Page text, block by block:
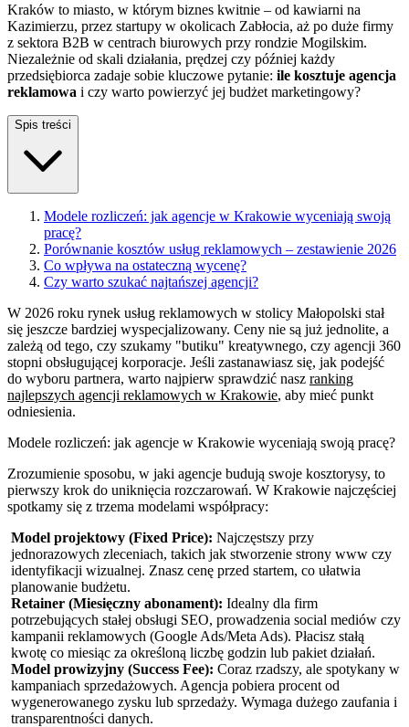
Kraków to miasto, w którym biznes kwitnie – od kawiarni na
Kazimierzu, przez startupy w okolicach Zabłocia, aż po duże firmy
z sektora B2B w centrach biurowych przy rondzie Mogilskim.
Niezależnie od skali działania, prędzej czy później każdy
przedsiębiorca zadaje sobie kluczowe pytanie: ile kosztuje agencja
reklamowa i czy warto powierzyć jej budżet marketingowy?
Spis treści
Modele rozliczeń: jak agencje w Krakowie wyceniają swoją
pracę?
Porównanie kosztów usług reklamowych – zestawienie 2026
Co wpływa na ostateczną wycenę?
Czy warto szukać najtańszej agencji?
W 2026 roku rynek usług reklamowych w stolicy Małopolski stał
się jeszcze bardziej wyspecjalizowany. Ceny nie są już jednolite, a
zależą od tego, czy szukamy "butiku" kreatywnego, czy agencji 360
stopni obsługującej korporacje. Jeśli zastanawiasz się, jak podejść
do wyboru partnera, warto najpierw sprawdzić nasz ranking
najlepszych agencji reklamowych w Krakowie, aby mieć punkt
odniesienia.
Modele rozliczeń: jak agencje w Krakowie wyceniają swoją pracę?
Zrozumienie sposobu, w jaki agencje budują swoje kosztorysy, to
pierwszy krok do uniknięcia rozczarowań. W Krakowie najczęściej
spotkamy się z trzema modelami współpracy:
Model projektowy (Fixed Price): Najczęstszy przy
jednorazowych zleceniach, takich jak stworzenie strony www czy
identyfikacji wizualnej. Znasz cenę przed startem, co ułatwia
planowanie budżetu.
Retainer (Miesięczny abonament): Idealny dla firm
potrzebujących stałej obsługi SEO, prowadzenia social mediów czy
kampanii reklamowych (Google Ads/Meta Ads). Płacisz stałą
kwotę co miesiąc za określoną liczbę godzin lub pakiet działań.
Model prowizyjny (Success Fee): Coraz rzadszy, ale spotykany w
kampaniach sprzedażowych. Agencja pobiera procent od
wygenerowanego zysku lub sprzedaży. Wymaga dużego zaufania i
transparentności danych.